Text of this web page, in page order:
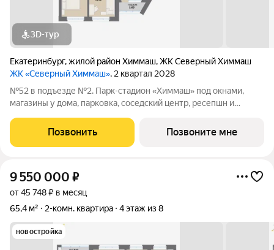
3D-тур
Екатеринбург,жилой район Химмаш,ЖК Северный Химмаш
ЖК «Северный Химмаш», 2 квартал 2028
№52 в подъезде №2. Парк-стадион «Химмаш» под окнами,
магазины у дома, парковка, соседский центр, ресепшн и
Северном Химмаше это комфортные дома со всей
необходимой для жизни инфраструктурой,
Позвонить Позвоните мне
9 550 000 ₽
от 45 748 ₽ в месяц
65,4 м²
2-комн. квартира 4 этаж из 8
новостройка